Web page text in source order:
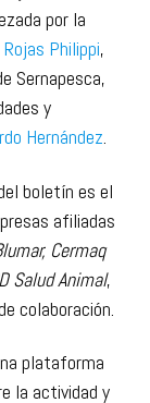
Philippi
Sernapesca,
y
Hernández
afiliadas
Cermaq
Salud Animal,
colaboración.
plataforma
la actividad y
a la